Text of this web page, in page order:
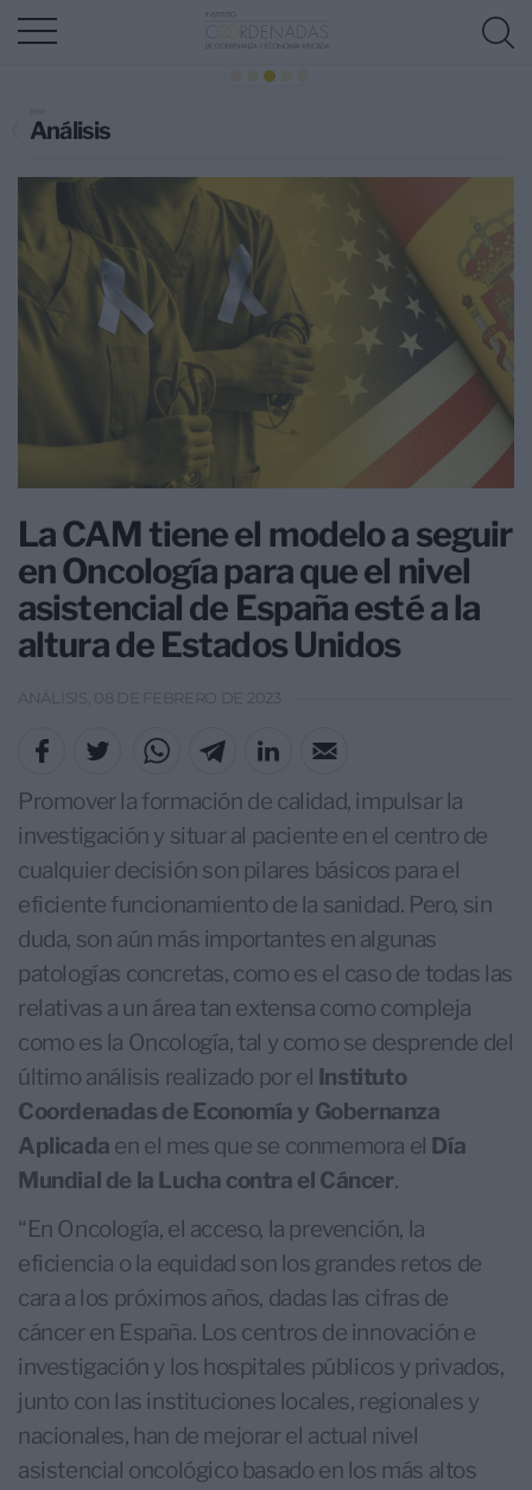
Análisis
La CAM tiene el modelo a seguir
en Oncología para que el nivel
asistencial de España esté a la
altura de Estados Unidos
ANÁLISIS, 08 DE FEBRERO DE 2023
Promover la formación de calidad, impulsar la
investigación y situar al paciente en el centro de
cualquier decisión son pilares básicos para el
eficiente funcionamiento de la sanidad. Pero, sin
duda, son aún más importantes en algunas
patologías concretas, como es el caso de todas las
relativas a un área tan extensa como compleja
como es la Oncología, tal y como se desprende del
último análisis realizado por el Instituto
Coordenadas de Economía y Gobernanza
Aplicada en el mes que se conmemora el Día
Mundial de la Lucha contra el Cáncer.
“En Oncología, el acceso, la prevención, la
eficiencia o la equidad son los grandes retos de
cara a los próximos años, dadas las cifras de
cáncer en España. Los centros de innovación e
investigación y los hospitales públicos y privados,
junto con las instituciones locales, regionales y
nacionales, han de mejorar el actual nivel
asistencial oncológico basado en los más altos